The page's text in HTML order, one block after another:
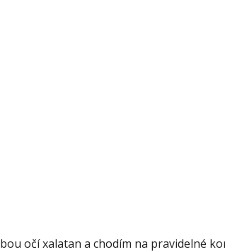
očí xalatan a chodím na pravidelné